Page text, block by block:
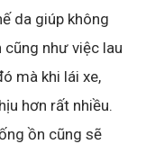
da giúp không
như việc lau
mà khi lái xe,
hơn rất nhiều.
ồn cũng sẽ